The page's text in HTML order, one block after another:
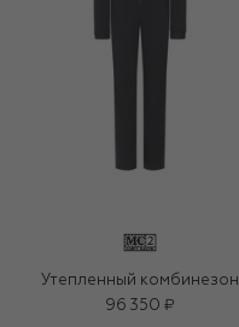
Утепленный комбинезон
96 350 ₽